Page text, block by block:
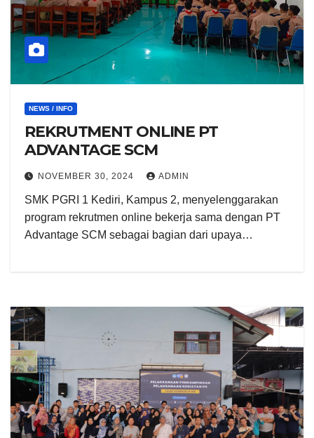
NEWS / INFO
REKRUTMENT ONLINE PT
ADVANTAGE SCM
NOVEMBER 30, 2024 ADMIN
SMK PGRI 1 Kediri, Kampus 2, menyelenggarakan
program rekrutmen online bekerja sama dengan PT
Advantage SCM sebagai bagian dari upaya…